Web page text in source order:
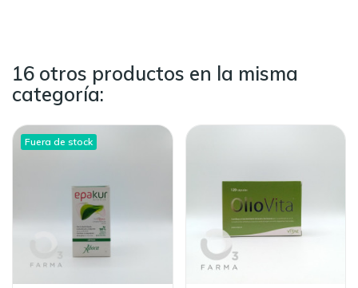
16 otros productos en la misma
categoría:
Fuera de stock